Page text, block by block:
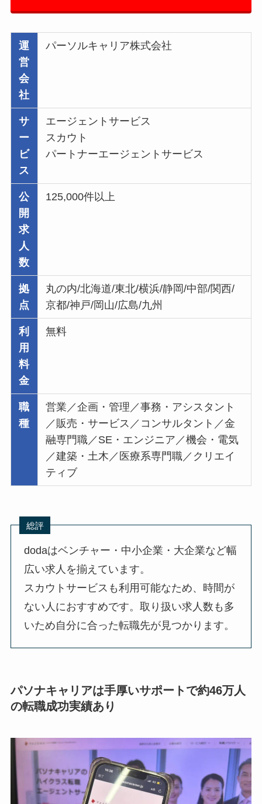
運
営
会
社
パーソルキャリア株式会社
サ
ー
ビ
ス
エージェントサービス
スカウト
パートナーエージェントサービス
公
開
求
人
数
125,000件以上
拠
点
丸の内/北海道/東北/横浜/静岡/中部/関西/
京都/神戸/岡山/広島/九州
利
用
料
金
無料
職
種
営業／企画・管理／事務・アシスタント
／販売・サービス／コンサルタント／金
融専門職／SE・エンジニア／機会・電気
／建築・土木／医療系専門職／クリエイ
ティブ
総評
dodaはベンチャー・中小企業・大企業など幅
広い求人を揃えています。
スカウトサービスも利用可能なため、時間が
ない人におすすめです。取り扱い求人数も多
いため自分に合った転職先が見つかります。
パソナキャリアは手厚いサポートで約46万人
の転職成功実績あり